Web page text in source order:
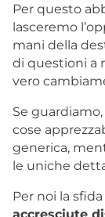
Per questo
lasceremo
mani della
di questioni a
vero
Se
cose
generica,
le uniche
Per noi la sfida